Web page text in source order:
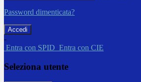
Password dimenticata?
-
Entra con SPID Entra con CIE
Seleziona utente